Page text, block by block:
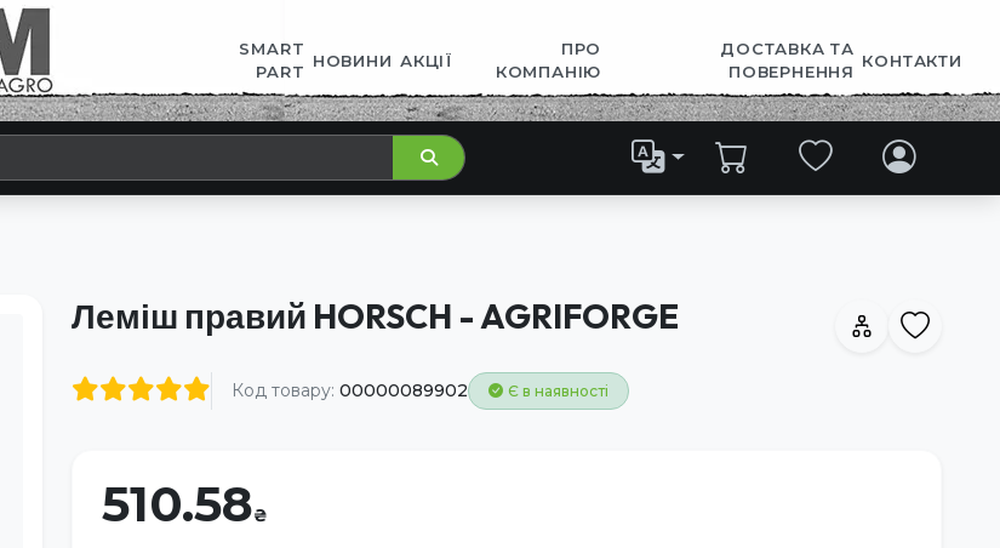
SMART
PART
НОВИНИ АКЦІЇ
ПРО
КОМПАНІЮ
ДОСТАВКА ТА
ПОВЕРНЕННЯ
КОНТАКТИ
Леміш правий HORSCH - AGRIFORGE
Код товару: 00000089902 Є в наявності
510.58